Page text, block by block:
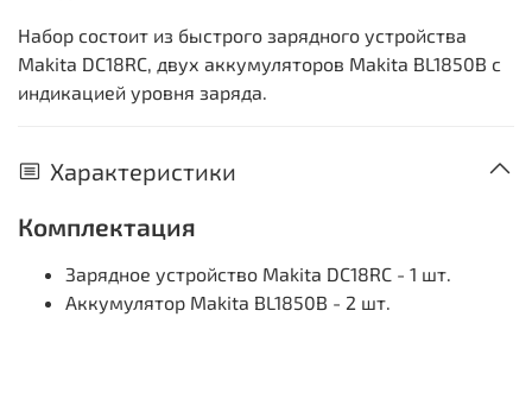
Набор состоит из быстрого зарядного устройства
Makita DC18RC, двух аккумуляторов Makita BL1850B с
индикацией уровня заряда.
Характеристики
Комплектация
Зарядное устройство Makita DC18RC - 1 шт.
Аккумулятор Makita BL1850B - 2 шт.